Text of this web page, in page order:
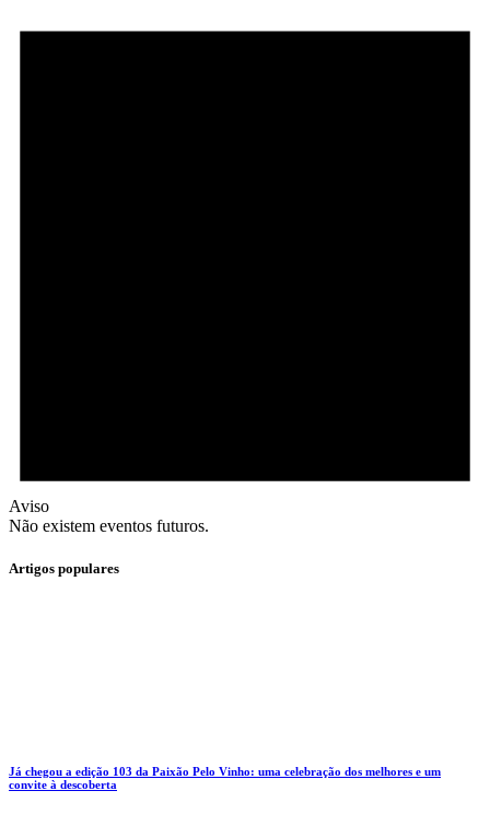
Aviso
Não existem eventos futuros.
Artigos populares
Já chegou a edição 103 da Paixão Pelo Vinho: uma celebração dos melhores e um
convite à descoberta